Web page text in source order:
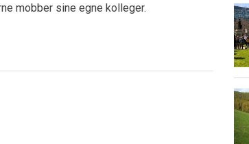
mobber sine egne kolleger.